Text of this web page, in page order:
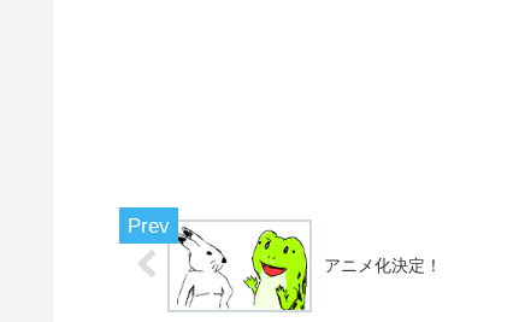
アニメ化決定！